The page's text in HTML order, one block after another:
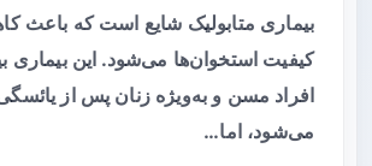
بیماری متابولیک شایع است که باعث
کیفیت استخوان‌ها می‌شود. این بیماری
افراد مسن و به‌ویژه زنان پس از
می‌شود، اما…